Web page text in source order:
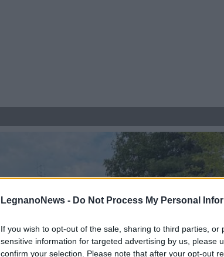
LegnanoNews - Do Not Process My Personal
If you wish to opt-out of the sale, sharing to third parties, or
sensitive information for targeted advertising by us, please
confirm your selection. Please note that after your opt-out
Gli